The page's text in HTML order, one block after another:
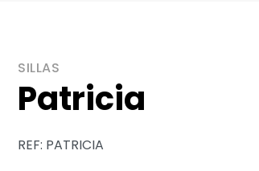
SILLAS
Patricia
REF: PATRICIA